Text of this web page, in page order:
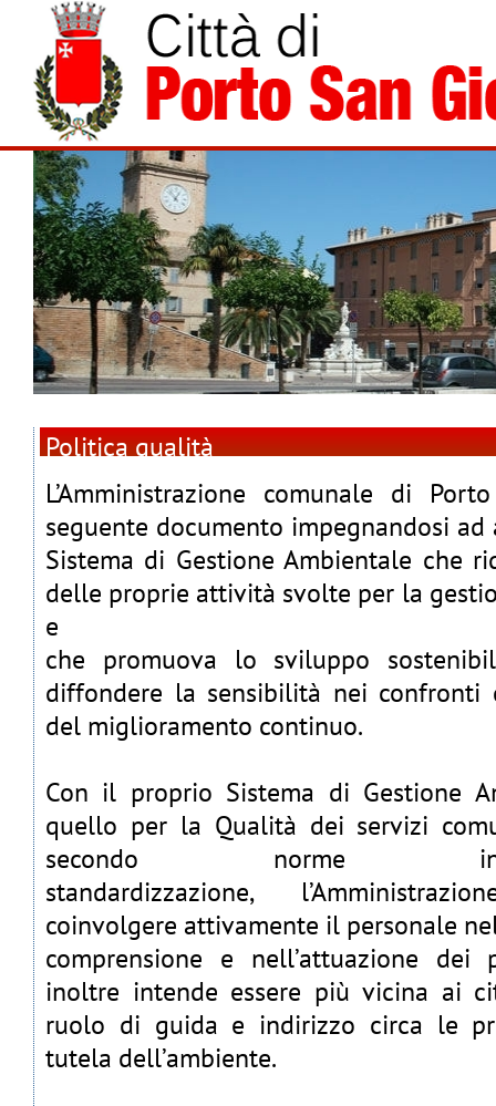
Politica qualità
L’Amministrazione comunale di
seguente documento impegnandosi
Sistema di Gestione Ambientale che
delle proprie attività svolte per la
e
che promuova lo sviluppo
diffondere la sensibilità nei
del miglioramento continuo.
Con il proprio Sistema di Gestione
quello per la Qualità dei servizi
secondo norme
standardizzazione,
coinvolgere attivamente il personale
comprensione e nell’attuazione
inoltre intende essere più vicina ai
ruolo di guida e indirizzo circa le
tutela dell’ambiente.